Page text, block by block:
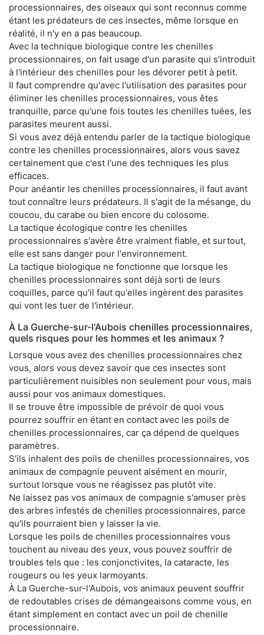
processionnaires, des oiseaux qui sont reconnus comme
étant les prédateurs de ces insectes, même lorsque en
réalité, il n'y en a pas beaucoup.
Avec la technique biologique contre les chenilles
processionnaires, on fait usage d'un parasite qui s'introduit
à l'intérieur des chenilles pour les dévorer petit à petit.
Il faut comprendre qu'avec l'utilisation des parasites pour
éliminer les chenilles processionnaires, vous êtes
tranquille, parce qu'une fois toutes les chenilles tuées, les
parasites meurent aussi.
Si vous avez déjà entendu parler de la tactique biologique
contre les chenilles processionnaires, alors vous savez
certainement que c'est l'une des techniques les plus
efficaces.
Pour anéantir les chenilles processionnaires, il faut avant
tout connaître leurs prédateurs. Il s'agit de la mésange, du
coucou, du carabe ou bien encore du colosome.
La tactique écologique contre les chenilles
processionnaires s'avère être vraiment fiable, et surtout,
elle est sans danger pour l'environnement.
La tactique biologique ne fonctionne que lorsque les
chenilles processionnaires sont déjà sorti de leurs
coquilles, parce qu'il faut qu'elles ingèrent des parasites
qui vont les tuer de l'intérieur.
À La Guerche-sur-l'Aubois chenilles processionnaires,
quels risques pour les hommes et les animaux ?
Lorsque vous avez des chenilles processionnaires chez
vous, alors vous devez savoir que ces insectes sont
particulièrement nuisibles non seulement pour vous, mais
aussi pour vos animaux domestiques.
Il se trouve être impossible de prévoir de quoi vous
pourrez souffrir en étant en contact avec les poils de
chenilles processionnaires, car ça dépend de quelques
paramètres.
S'ils inhalent des poils de chenilles processionnaires, vos
animaux de compagnie peuvent aisément en mourir,
surtout lorsque vous ne réagissez pas plutôt vite.
Ne laissez pas vos animaux de compagnie s'amuser près
des arbres infestés de chenilles processionnaires, parce
qu'ils pourraient bien y laisser la vie.
Lorsque les poils de chenilles processionnaires vous
touchent au niveau des yeux, vous pouvez souffrir de
troubles tels que : les conjonctivites, la cataracte, les
rougeurs ou les yeux larmoyants.
À La Guerche-sur-l'Aubois, vos animaux peuvent souffrir
de redoutables crises de démangeaisons comme vous, en
étant simplement en contact avec un poil de chenille
processionnaire.